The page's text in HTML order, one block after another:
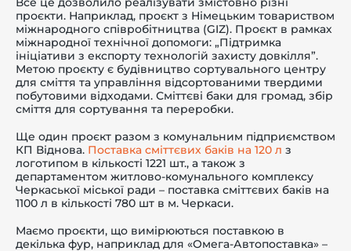
проєкти. Наприклад, проєкт з Німецьким товариством
міжнародного співробітництва (GIZ). Проєкт в рамках
міжнародної технічної допомоги: „Підтримка
ініціативи з експорту технологій захисту довкілля”.
Метою проєкту є будівництво сортувального центру
для сміття та управління відсортованими твердими
побутовими відходами. Сміттєві баки для громад, збір
сміття для сортування та переробки.
Ще один проєкт разом з комунальним підприємством
КП Віднова. Поставка сміттєвих баків на 120 л з
логотипом в кількості 1221 шт., а також з
департаментом житлово-комунального комплексу
Черкаської міської ради – поставка сміттєвих баків на
1100 л в кількості 780 шт в м. Черкаси.
Маємо проєкти, що вимірюються поставкою в
декілька фур, наприклад для «Омега-Автопоставка» –